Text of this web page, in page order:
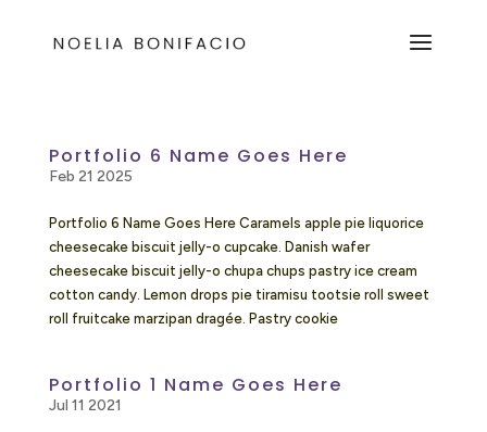
Portfolio 6 Name Goes Here
Feb 21 2025
Portfolio 6 Name Goes Here Caramels apple pie liquorice
cheesecake biscuit jelly-o cupcake. Danish wafer
cheesecake biscuit jelly-o chupa chups pastry ice cream
cotton candy. Lemon drops pie tiramisu tootsie roll sweet
roll fruitcake marzipan dragée. Pastry cookie
Portfolio 1 Name Goes Here
Jul 11 2021